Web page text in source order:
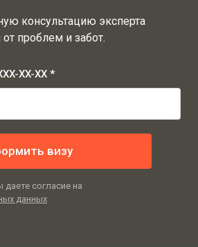
консультацию эксперта
проблем и забот.
XX-XX *
визу
согласие на
данных